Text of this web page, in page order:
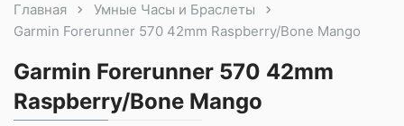
Главная
Умные Часы и Браслеты
Garmin Forerunner 570 42mm Raspberry/Bone Mango
Garmin Forerunner 570 42mm
Raspberry/Bone Mango